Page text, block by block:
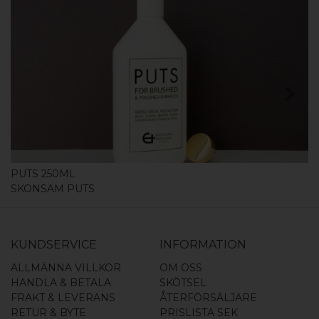
PUTS 250ML
SKONSAM PUTS
KUNDSERVICE
ALLMÄNNA VILLKOR
HANDLA & BETALA
FRAKT & LEVERANS
RETUR & BYTE
INFORMATION
OM OSS
SKÖTSEL
ÅTERFÖRSÄLJARE
PRISLISTA SEK